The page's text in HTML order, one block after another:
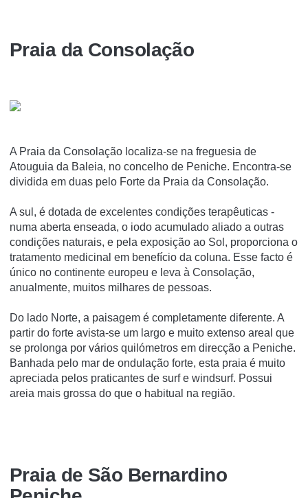
Praia da Consolação
A Praia da Consolação localiza-se na freguesia de
Atouguia da Baleia, no concelho de Peniche. Encontra-se
dividida em duas pelo Forte da Praia da Consolação.
A sul, é dotada de excelentes condições terapêuticas -
numa aberta enseada, o iodo acumulado aliado a outras
condições naturais, e pela exposição ao Sol, proporciona o
tratamento medicinal em benefí­cio da coluna. Esse facto é
único no continente europeu e leva à Consolação,
anualmente, muitos milhares de pessoas.
Do lado Norte, a paisagem é completamente diferente. A
partir do forte avista-se um largo e muito extenso areal que
se prolonga por vários quilómetros em direcção a Peniche.
Banhada pelo mar de ondulação forte, esta praia é muito
apreciada pelos praticantes de surf e windsurf. Possui
areia mais grossa do que o habitual na região.
Praia de São Bernardino